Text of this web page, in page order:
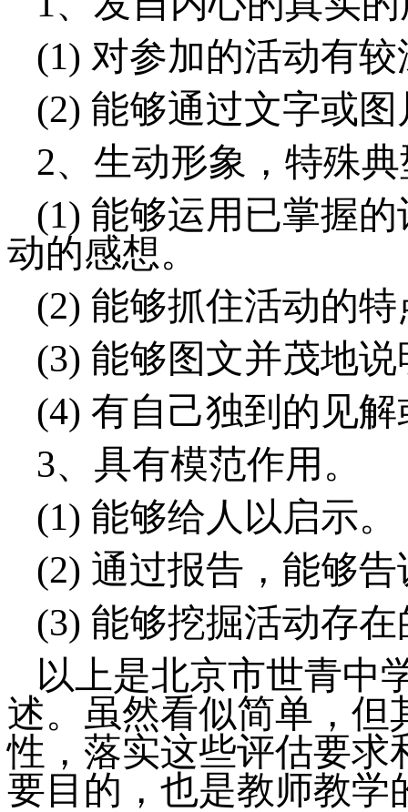
(1) 对参加的活动有
(2) 能够通过文字或
2、 生动形象，特殊
(1) 能够运用已掌握
动的感想。
(2) 能够抓住活动的
(3) 能够图文并茂地
(4) 有自己独到的见
3、具有模范作用。
(1) 能够给人以启示。
(2) 通过报告，能够
(3) 能够挖掘活动存
以上是北京市世青中
述。虽然看似简单，但
性，落实这些评估要求
要目的，也是教师教学